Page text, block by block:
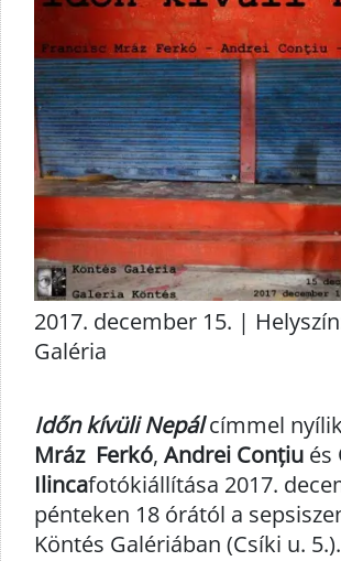
2017. december 15. |
Galéria
Időn kívüli Nepálcímmel nyílik
Mráz Ferkó, Andrei Conțiu és
Ilincafotókiállítása 2017.
pénteken 18 órától a
Köntés Galériában (Csíki u. 5.).